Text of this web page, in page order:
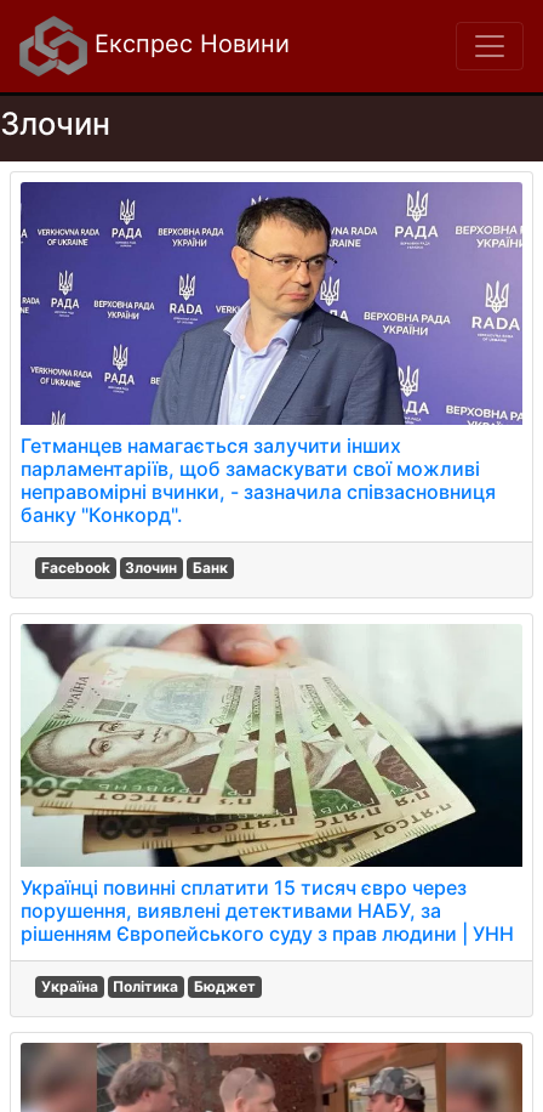
Експрес Новини
Злочин
Гетманцев намагається залучити інших
парламентаріїв, щоб замаскувати свої можливі
неправомірні вчинки, - зазначила співзасновниця
банку "Конкорд".
Facebook Злочин Банк
Українці повинні сплатити 15 тисяч євро через
порушення, виявлені детективами НАБУ, за
рішенням Європейського суду з прав людини | УНН
Україна Політика Бюджет